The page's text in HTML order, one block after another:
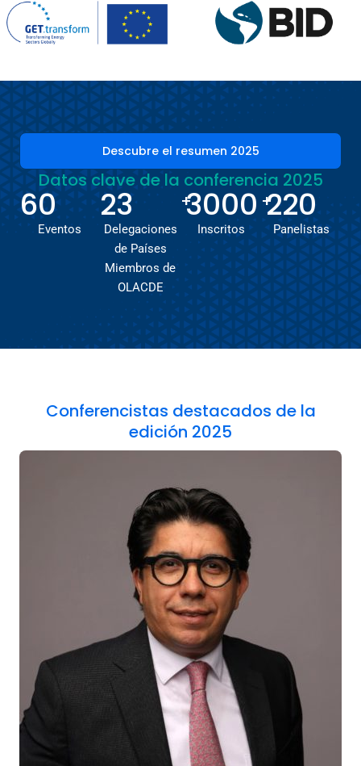
Descubre el resumen 2025
Datos clave de la conferencia 2025
60
Eventos
23
Delegaciones
de Países
Miembros de
OLACDE
+3000
Inscritos
+220
Panelistas
Conferencistas destacados de la
edición 2025